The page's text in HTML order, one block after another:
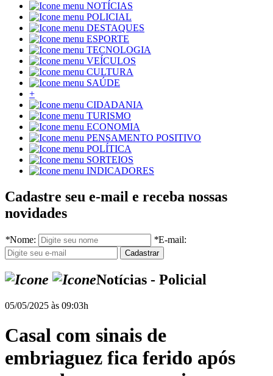
NOTÍCIAS
POLICIAL
DESTAQUES
ESPORTE
TECNOLOGIA
VEÍCULOS
CULTURA
SAÚDE
+
CIDADANIA
TURISMO
ECONOMIA
PENSAMENTO POSITIVO
POLÍTICA
SORTEIOS
INDICADORES
Cadastre seu e-mail e receba nossas
novidades
*Nome: *E-mail:
Notícias - Policial
05/05/2025 às 09:03h
Casal com sinais de
embriaguez fica ferido após